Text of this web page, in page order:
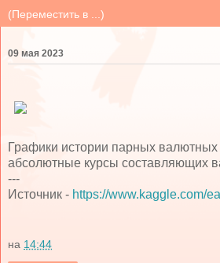
09 мая 2023
Графики истории парных валютных
абсолютные курсы составляющих
---
Источник - https://www.kaggle.com/
на 14:44